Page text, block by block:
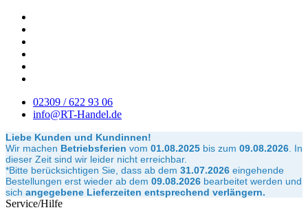
02309 / 622 93 06
info@RT-Handel.de
Liebe Kunden und Kundinnen!
Wir machen Betriebsferien vom 01.08.2025 bis zum 09.08.2026 In
dieser Zeit sind wir leider nicht erreichbar.
*Bitte berücksichtigen Sie, dass ab dem 31.07.2026 eingehende
Bestellungen erst wieder ab dem 09.08.2026 bearbeitet werden und
sich angegebene Lieferzeiten entsprechend verlängern.
Service/Hilfe